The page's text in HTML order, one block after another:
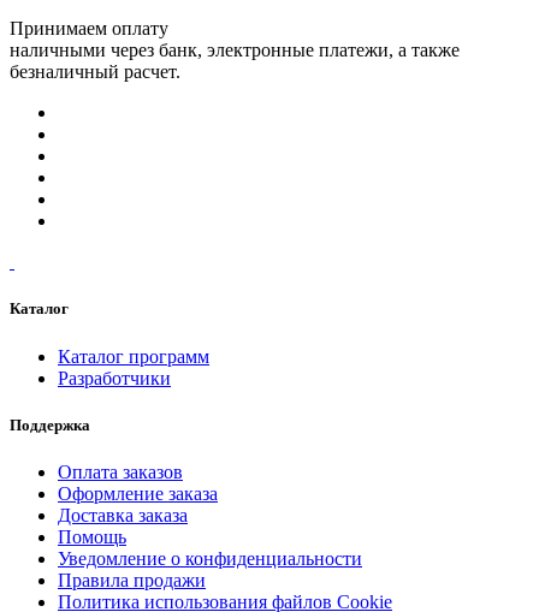
Принимаем оплату
наличными через банк, электронные платежи, а также
безналичный расчет.
Каталог
Каталог программ
Разработчики
Поддержка
Оплата заказов
Оформление заказа
Доставка заказа
Помощь
Уведомление о конфиденциальности
Правила продажи
Политика использования файлов Cookie